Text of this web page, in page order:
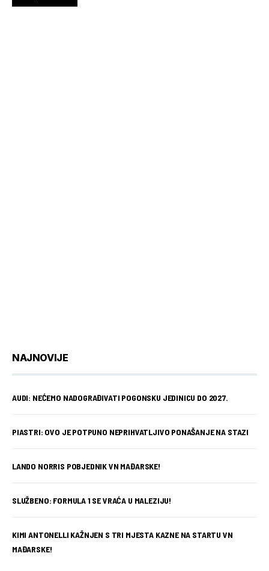
NAJNOVIJE
AUDI: NEĆEMO NADOGRAĐIVATI POGONSKU JEDINICU DO 2027.
PIASTRI: OVO JE POTPUNO NEPRIHVATLJIVO PONAŠANJE NA STAZI
LANDO NORRIS POBJEDNIK VN MAĐARSKE!
SLUŽBENO: FORMULA 1 SE VRAĆA U MALEZIJU!
KIMI ANTONELLI KAŽNJEN S TRI MJESTA KAZNE NA STARTU VN
MAĐARSKE!